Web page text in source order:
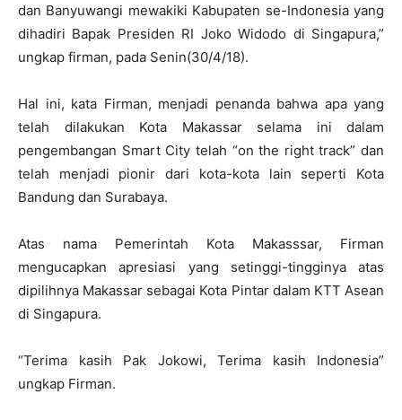
dan Banyuwangi mewakiki Kabupaten se-Indonesia yang
dihadiri Bapak Presiden RI Joko Widodo di Singapura,”
ungkap firman, pada Senin(30/4/18).
Hal ini, kata Firman, menjadi penanda bahwa apa yang
telah dilakukan Kota Makassar selama ini dalam
pengembangan Smart City telah “on the right track” dan
telah menjadi pionir dari kota-kota lain seperti Kota
Bandung dan Surabaya.
Atas nama Pemerintah Kota Makasssar, Firman
mengucapkan apresiasi yang setinggi-tingginya atas
dipilihnya Makassar sebagai Kota Pintar dalam KTT Asean
di Singapura.
“Terima kasih Pak Jokowi, Terima kasih Indonesia”
ungkap Firman.